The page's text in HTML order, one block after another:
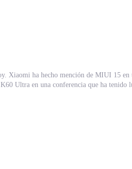
Xiaomi ha hecho mención de MIUI 15 en